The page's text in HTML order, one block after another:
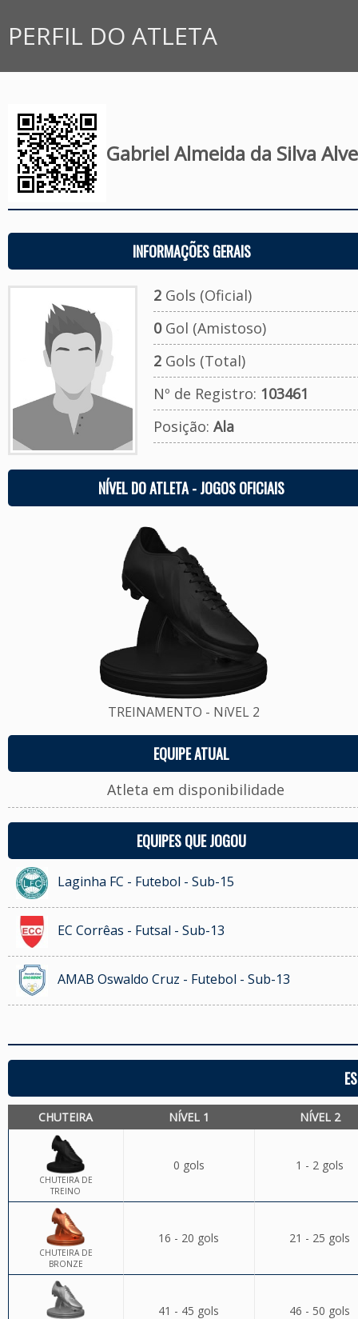
PERFIL DO ATLETA
Gabriel Almeida da Silva
INFORMAÇÕES GERAIS
2Gols (Oficial)
0Gol (Amistoso)
2Gols (Total)
Nº de Registro: 103461
Posição: Ala
NÍVEL DO ATLETA - JOGOS OFICIAIS
TREINAMENTO - NíVEL 2
EQUIPE ATUAL
Atleta em disponibilidade
EQUIPES QUE JOGOU
Laginha FC - Futebol - Sub-15
EC Corrêas - Futsal - Sub-13
AMAB Oswaldo Cruz - Futebol - Sub-13
CHUTEIRA NÍVEL 1 NÍVEL 2
CHUTEIRA DE
TREINO
0 gols 1 - 2 gols
CHUTEIRA DE
BRONZE
16 - 20 gols 21 - 25 gols
41 - 45 gols 46 - 50 gols